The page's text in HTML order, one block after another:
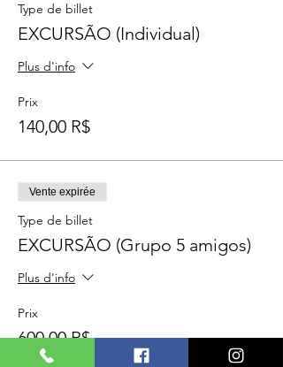
Type de billet
EXCURSÃO (Individual)
Plus d'info
Prix
140,00 R$
Vente expirée
Type de billet
EXCURSÃO (Grupo 5 amigos)
Plus d'info
Prix
600,00 R$